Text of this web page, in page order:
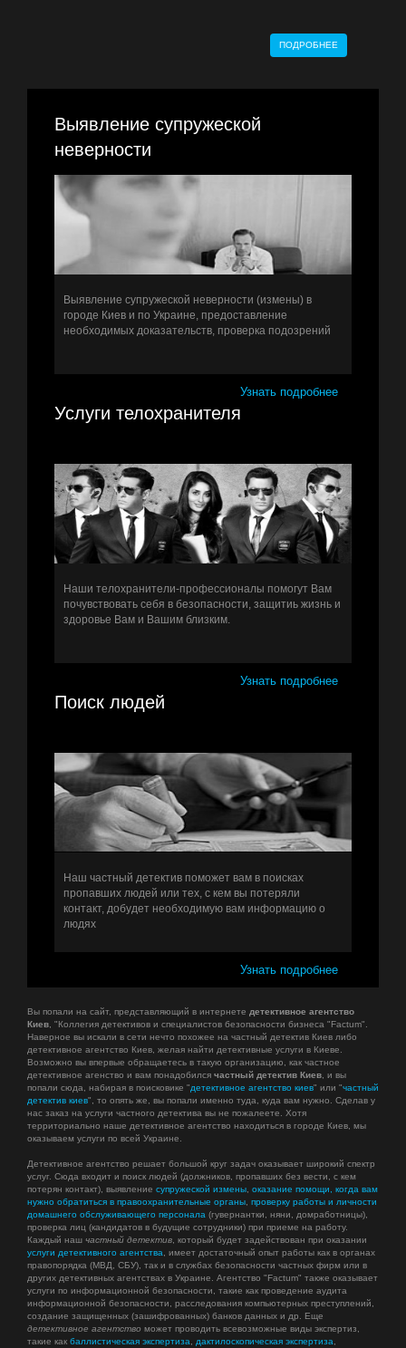
ПОДРОБНЕЕ
Выявление супружеской
неверности
Выявление супружеской неверности (измены) в
городе Киев и по Украине, предоставление
необходимых доказательств, проверка подозрений
Узнать подробнее
Услуги телохранителя
Наши телохранители-профессионалы помогут Вам
почувствовать себя в безопасности, защитиь жизнь и
здоровье Вам и Вашим близким.
Узнать подробнее
Поиск людей
Наш частный детектив поможет вам в поисках
пропавших людей или тех, с кем вы потеряли
контакт, добудет необходимую вам информацию о
людях
Узнать подробнее
Вы попали на сайт, представляющий в интернете детективное агентство
Киев , "Коллегия детективов и специалистов безопасности бизнеса "Factum".
Наверное вы искали в сети нечто похожее на частный детектив Киев либо
детективное агентство Киев , желая найти детективные услуги в Киеве.
Возможно вы впервые обращаетесь в такую организацию, как частное
детективное агенство и вам понадобился частный детектив Киев , и вы
попали сюда, набирая в поисковике "детективное агентство киев" или "частный
детектив киев", то опять же, вы попали именно туда, куда вам нужно. Сделав у
нас заказ на услуги частного детектива вы не пожалеете. Хотя
территориально наше детективное агентство находиться в городе Киев, мы
оказываем услуги по всей Украине.
Детективное агентство решает большой круг задач оказывает широкий спектр
услуг. Сюда входит и поиск людей (должников, пропавших без вести, с кем
потерян контакт), выявление супружеской измены оказание помощи, когда вам
нужно обратиться в правоохранительные органы проверку работы и личности
домашнего обслуживающего персонала (гувернантки, няни, домработницы),
проверка лиц (кандидатов в будущие сотрудники) при приеме на работу.
Каждый наш частный детектив , который будет задействован при оказании
услуги детективного агентства , имеет достаточный опыт работы как в органах
правопорядка (МВД, СБУ), так и в службах безопасности частных фирм или в
других детективных агентствах в Украине. Агентство "Factum" также оказывает
услуги по информационной безопасности, такие как проведение аудита
информационной безопасности, расследования компьютерных преступлений,
создание защищенных (зашифрованных) банков данных и др. Еще
детективное агентство может проводить всевозможные виды экспертиз,
такие как баллистическая экспертиза дактилоскопическая экспертиза